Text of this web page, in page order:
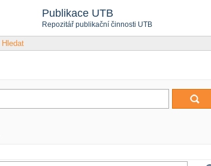
Publikace UTB
Repozitář publikační činnosti UTB
Hledat